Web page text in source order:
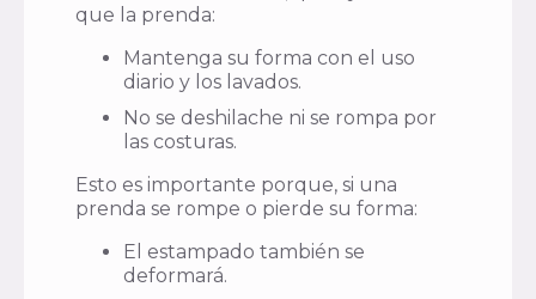
que la prenda:
Mantenga su forma con el uso
diario y los lavados.
No se deshilache ni se rompa por
las costuras.
Esto es importante porque, si una
prenda se rompe o pierde su forma:
El estampado también se
deformará.